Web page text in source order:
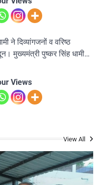
ने दिव्यांगजनों व वरिष्ठ
मुख्यमंत्री पुष्कर सिंह धामी…
Views
View All